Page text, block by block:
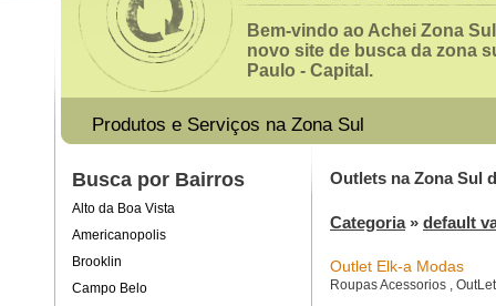
Bem-vindo ao Achei Zona
novo site de busca da zona
Paulo - Capital.
Produtos e Serviços na Zona Sul
Busca por Bairros
Alto da Boa Vista
Americanopolis
Brooklin
Campo Belo
Outlets na Zona Sul
Categoria» default
Outlet Elk-a Modas
Roupas Acessorios ,